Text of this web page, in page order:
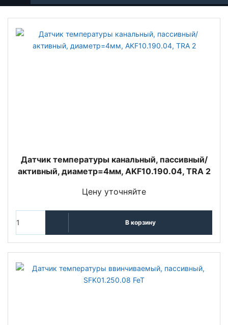
Датчик температуры канальный, пассивный/
активный, диаметр=4мм, AKF10.190.04, TRA 2
Цену уточняйте
В корзину